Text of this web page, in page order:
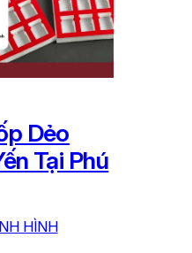
Dẻo
Tại Phú
HÌNH